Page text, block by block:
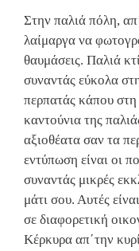
Στην παλιά πόλη,
λαίμαργα να
θαυμάσεις. Παλιά
συναντάς εύκολα
περπατάς κάπου στη
καντούνια της
αξιοθέατα σαν τα
εντύπωση είναι οι
συναντάς μικρές
μάτι σου. Αυτές
σε διαφορετική
Κέρκυρα απ΄την